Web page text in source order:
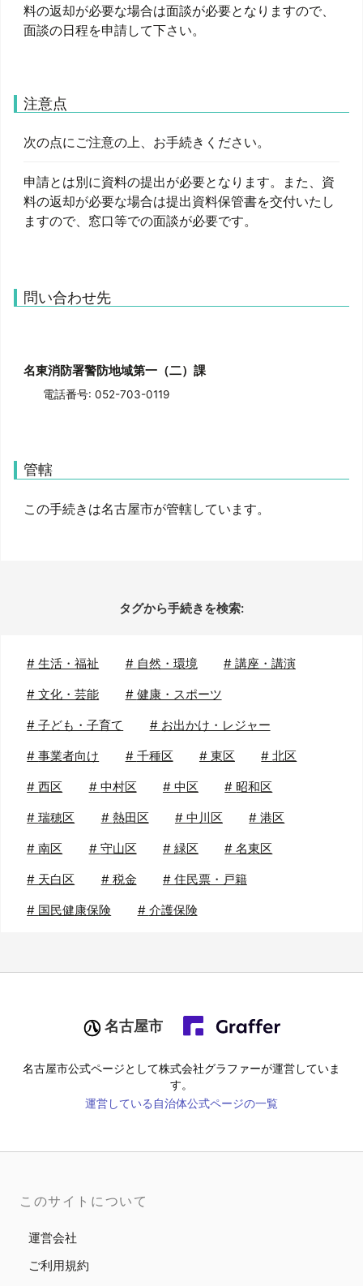
料の返却が必要な場合は面談が必要となりますので、
面談の日程を申請して下さい。
注意点
次の点にご注意の上、お手続きください。
申請とは別に資料の提出が必要となります。また、資
料の返却が必要な場合は提出資料保管書を交付いたし
ますので、窓口等での面談が必要です。
問い合わせ先
名東消防署警防地域第一（二）課
電話番号: 052-703-0119
管轄
この手続きは名古屋市が管轄しています。
タグから手続きを検索:
#生活・福祉 # 自然・環境 # 講座・講演
#文化・芸能 # 健康・スポーツ
#子ども・子育て # お出かけ・レジャー
#事業者向け # 千種区 # 東区 #北区
#西区 # 中村区 # 中区 # 昭和区
#瑞穂区 # 熱田区 # 中川区 #港区
#南区 # 守山区 # 緑区 #名東区
# 天白区 # 税金 # 住民票・戸籍
# 国民健康保険 # 介護保険
名古屋市
名古屋市公式ページとして株式会社グラファーが運営していま
す。
運営している自治体公式ページの一覧
このサイトについて
運営会社
ご利用規約